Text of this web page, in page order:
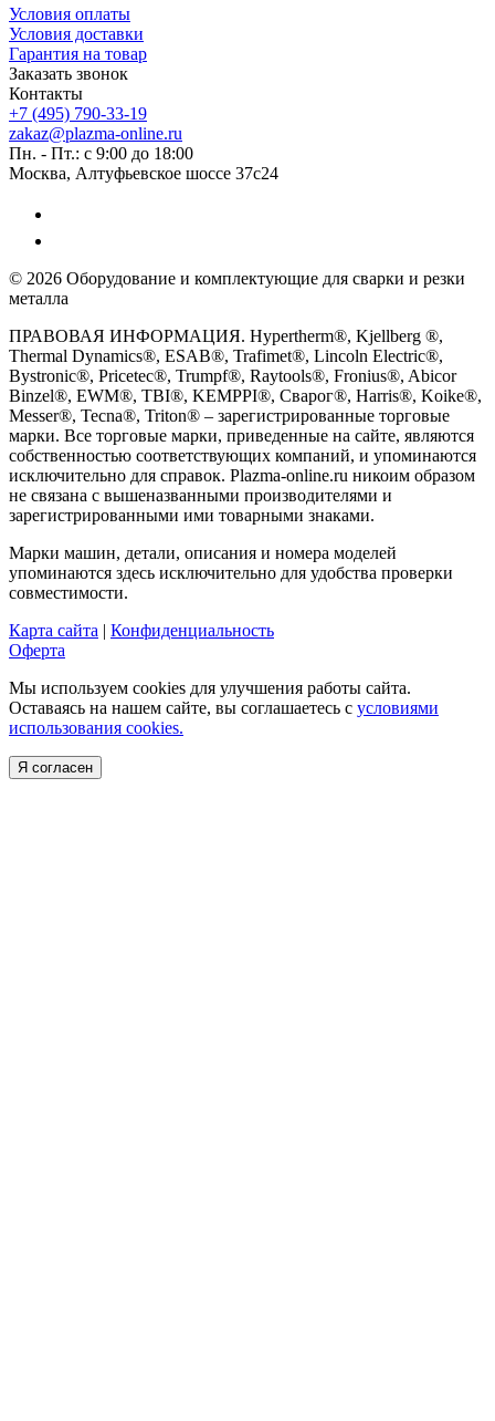
Условия оплаты
Условия доставки
Гарантия на товар
Заказать звонок
Контакты
+7 (495) 790-33-19
zakaz@plazma-online.ru
Пн. - Пт.: с 9:00 до 18:00
Москва, Алтуфьевское шоссе 37с24
© 2026 Оборудование и комплектующие для сварки и резки
металла
ПРАВОВАЯ ИНФОРМАЦИЯ. Hypertherm®, Kjellberg ®,
Thermal Dynamics®, ESAB®, Trafimet®, Lincoln Electric®,
Bystronic®, Pricetec®, Trumpf®, Raytools®, Fronius®, Abicor
Binzel®, EWM®, TBI®, KEMPPI®, Сварог®, Harris®, Koike®,
Messer®, Tecna®, Triton® – зарегистрированные торговые
марки. Все торговые марки, приведенные на сайте, являются
собственностью соответствующих компаний, и упоминаются
исключительно для справок. Plazma-online.ru никоим образом
не связана с вышеназванными производителями и
зарегистрированными ими товарными знаками.
Марки машин, детали, описания и номера моделей
упоминаются здесь исключительно для удобства проверки
совместимости.
Карта сайта | Конфиденциальность
Оферта
Мы используем cookies для улучшения работы сайта.
Оставаясь на нашем сайте, вы соглашаетесь с условиями
использования cookies.
Я согласен